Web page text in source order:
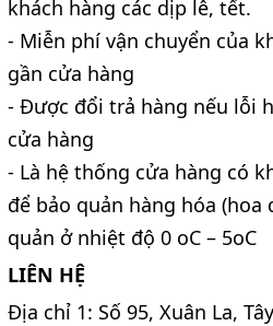
khách hàng các dịp lễ, tết.
- Miễn phí vận chuyển của
gần cửa hàng
- Được đổi trả hàng nếu lỗi
cửa hàng
- Là hệ thống cửa hàng có
để bảo quản hàng hóa (hoa
quản ở nhiệt độ 0 oC – 5oC
LIÊN HỆ
Địa chỉ 1: Số 95, Xuân La,